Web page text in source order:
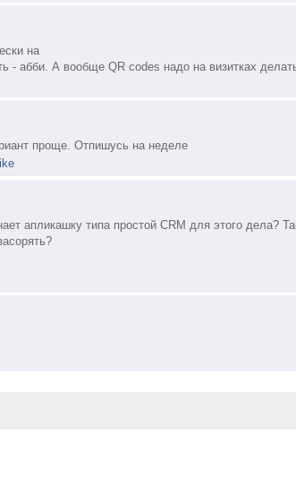
на
- абби. А вообще QR codes надо на визитках
проще. Отпишусь на неделе
апликашку типа простой CRM для этого дела?